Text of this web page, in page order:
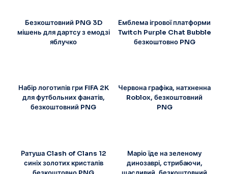
Безкоштовний PNG 3D
мішень для дартсу з емодзі
яблучко
Емблема ігрової платформи
Twitch Purple Chat Bubble
безкоштовно PNG
Набір логотипів гри FIFA 2K
для футбольних фанатів,
безкоштовний PNG
Червона графіка, натхненна
Roblox, безкоштовний
PNG
Ратуша Clash of Clans 12
синіх золотих кристалів
Маріо їде на зеленому
динозаврі, стрибаючи,